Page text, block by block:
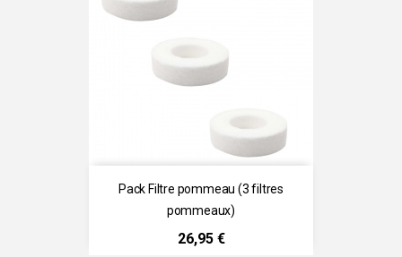
Pack Filtre pommeau (3 filtres
pommeaux)
Prix
26,95 €